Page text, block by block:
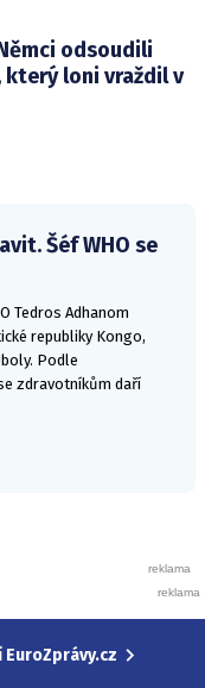
odsoudili
který loni vraždil v
Šéf WHO se
Tedros Adhanom
republiky Kongo,
Podle
zdravotníkům daří